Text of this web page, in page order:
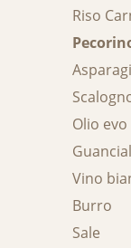
Riso
Olio evo
Vino
Burro
Sale